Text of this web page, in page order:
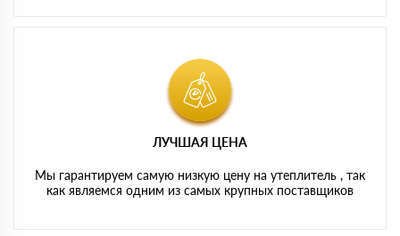
ЛУЧШАЯ ЦЕНА
Мы гарантируем самую низкую цену на утеплитель , так
как являемся одним из самых крупных поставщиков